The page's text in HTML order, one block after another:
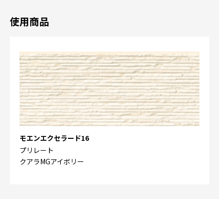
使用商品
モエンエクセラード16
プリレート
クアラMGアイボリー